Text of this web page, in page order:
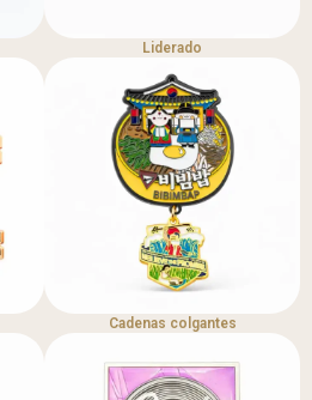
Liderado
Cadenas colgantes